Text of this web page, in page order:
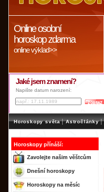
Online osobní
horoskop zdarma
online výklad>>
Jaké jsem znamení?
Napište datum narození:
Horoskopy světa | Astročlánky |
Horoskopy přínáší:
Zavolejte našim věštcům
Dnešní horoskopy
Horoskopy na měsíc